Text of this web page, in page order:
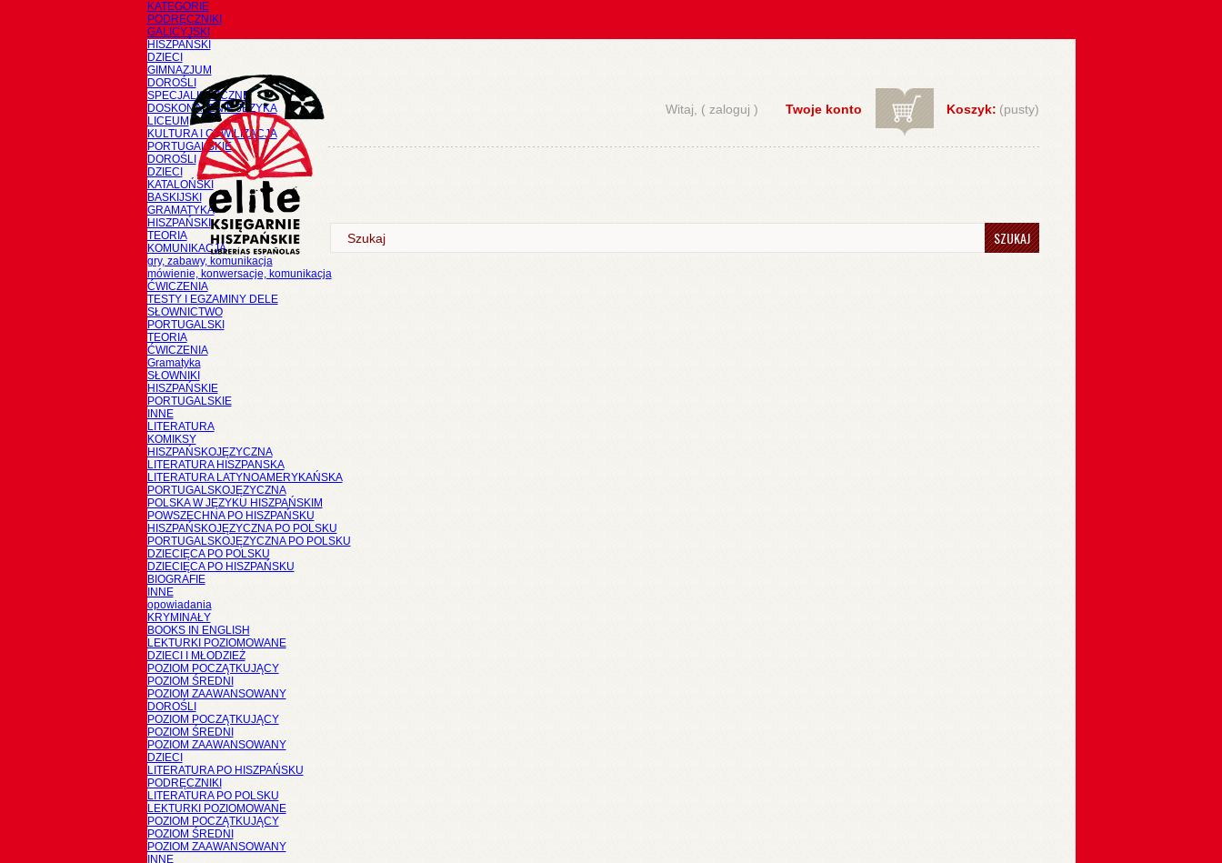
KATEGORIE
PODRĘCZNIKI
GALICYJSKI
HISZPAŃSKI
DZIECI
GIMNAZJUM
DOROŚLI
SPECJALISTYCZNE
DOSKONALENIE JĘZYKA
LICEUM
KULTURA I CYWILIZACJA
PORTUGALSKIE
DOROŚLI
DZIECI
KATALOŃSKI
BASKIJSKI
GRAMATYKA
HISZPAŃSKI
TEORIA
KOMUNIKACJA
gry, zabawy, komunikacja
mówienie, konwersacje, komunikacja
ĆWICZENIA
TESTY I EGZAMINY DELE
SŁOWNICTWO
PORTUGALSKI
TEORIA
ĆWICZENIA
Gramatyka
SŁOWNIKI
HISZPAŃSKIE
PORTUGALSKIE
INNE
LITERATURA
KOMIKSY
HISZPAŃSKOJĘZYCZNA
LITERATURA HISZPANSKA
LITERATURA LATYNOAMERYKAŃSKA
PORTUGALSKOJĘZYCZNA
POLSKA W JĘZYKU HISZPAŃSKIM
POWSZECHNA PO HISZPAŃSKU
HISZPAŃSKOJĘZYCZNA PO POLSKU
PORTUGALSKOJĘZYCZNA PO POLSKU
DZIECIĘCA PO POLSKU
DZIECIĘCA PO HISZPAŃSKU
BIOGRAFIE
INNE
opowiadania
KRYMINAŁY
BOOKS IN ENGLISH
LEKTURKI POZIOMOWANE
DZIECI I MŁODZIEŻ
POZIOM POCZĄTKUJĄCY
POZIOM ŚREDNI
POZIOM ZAAWANSOWANY
DOROŚLI
POZIOM POCZĄTKUJĄCY
POZIOM ŚREDNI
POZIOM ZAAWANSOWANY
DZIECI
LITERATURA PO HISZPAŃSKU
PODRĘCZNIKI
LITERATURA PO POLSKU
LEKTURKI POZIOMOWANE
POZIOM POCZĄTKUJĄCY
POZIOM ŚREDNI
POZIOM ZAAWANSOWANY
INNE
Koszyk: (pusty)
Twoje konto
Witaj, ( zaloguj )
SZUKAJ